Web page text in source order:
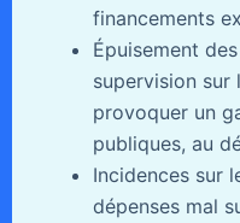
financements
Épuisement
supervision sur
provoquer un
publiques, au
Incidences sur
dépenses mal